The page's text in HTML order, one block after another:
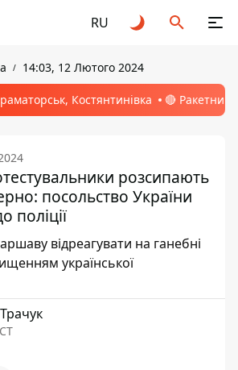
RU
14:03, 12 Лютого 2024
Костянтинівка 🔴 Ракетний
розсипають
посольство України
поліції
відреагувати на ганебні
української